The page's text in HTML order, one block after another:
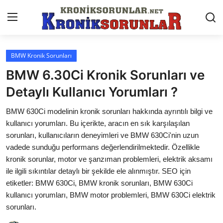
Anasayfa
Markalar
İletişim
Trafik & Cezalar
Sigorta & Kasko
Vergi & ÖTV & MTV
Muayene & Ruhsat
BMW Kronik Sorunları
BMW 6.30Ci Kronik Sorunları ve
Detaylı Kullanıcı Yorumları ?
BMW 630Ci modelinin kronik sorunları hakkında ayrıntılı bilgi ve
kullanıcı yorumları. Bu içerikte, aracın en sık karşılaşılan
sorunları, kullanıcıların deneyimleri ve BMW 630Ci'nin uzun
vadede sunduğu performans değerlendirilmektedir. Özellikle
kronik sorunlar, motor ve şanzıman problemleri, elektrik aksamı
ile ilgili sıkıntılar detaylı bir şekilde ele alınmıştır. SEO için
etiketler: BMW 630Ci, BMW kronik sorunları, BMW 630Ci
kullanıcı yorumları, BMW motor problemleri, BMW 630Ci elektrik
sorunları.